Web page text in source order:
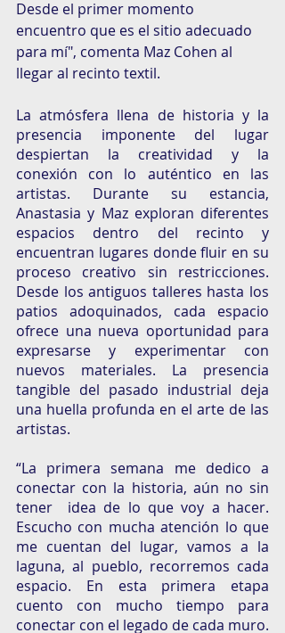
Desde el primer momento
encuentro que es el sitio adecuado
para mí", comenta Maz Cohen al
llegar al recinto textil.
La atmósfera llena de historia y la
presencia imponente del lugar
despiertan la creatividad y la
conexión con lo auténtico en las
artistas. Durante su estancia,
Anastasia y Maz exploran diferentes
espacios dentro del recinto y
encuentran lugares donde fluir en su
proceso creativo sin restricciones.
Desde los antiguos talleres hasta los
patios adoquinados, cada espacio
ofrece una nueva oportunidad para
expresarse y experimentar con
nuevos materiales. La presencia
tangible del pasado industrial deja
una huella profunda en el arte de las
artistas.
“La primera semana me dedico a
conectar con la historia, aún no sin
tener  idea de lo que voy a hacer.
Escucho con mucha atención lo que
me cuentan del lugar, vamos a la
laguna, al pueblo, recorremos cada
espacio. En esta primera etapa
cuento con mucho tiempo para
conectar con el legado de cada muro.